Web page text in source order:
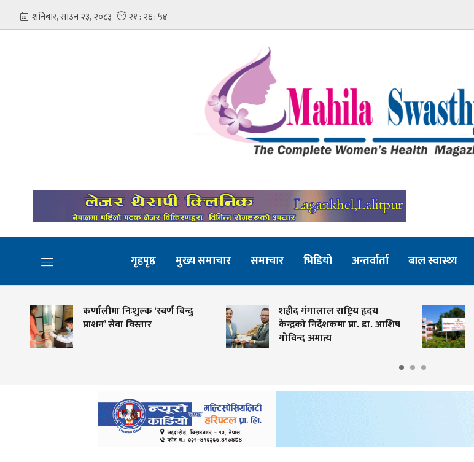
गृहपृष्ठ मुख्य समाचार समाचार भिडियो अन्तर्वार्ता बाल स्वास्थ्य
कर्णालीमा निःशुल्क ‘स्वर्ण विन्दु
प्राशन’ सेवा विस्तार
शहीद गंगालाल राष्ट्रिय हृदय
केन्द्रको निर्देशकमा प्रा. डा. आशिष
गोविन्द अमात्य